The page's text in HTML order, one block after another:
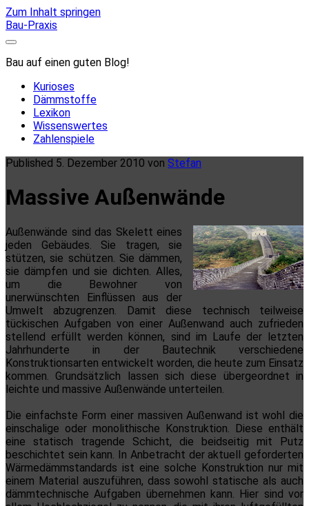
Zum Inhalt springen
Bau-Praxis
Bau auf einen guten Blog!
Kurioses
Dämmstoffe
Lexikon
Wissenswertes
Zahlenspiele
Published 5. Dezember 2010 von Stefan
Massive Außenwände
Außenwände sind das Skelett eines
jeden Gebäudes. Sie tragen, sie
stützen, sie schützen. Sie dämmen,
sie dämpfen und sie dichten. Alles,
um die Bewohner von
unerwünschten Einflüssen aus der
Umwelt abzugrenzen. Damit diese technisch teilweise
tückischen Aufgaben von einer Außenwand auch zufrieden
stellend erfüllt werden können, sind im Laufe der letzten
Jahrhunderte in der Bautechnik verschiedene
Konstruktionsarten entwickelt worden, die heute zum Einsatz
kommen. Grundsätzlich lassen sich diese übergeordnet in
leichte und massive Außenwände unterteilen.
Die einfachste Form einer massiven Außenwand ist wohl die
einschalige oder monolithische Konstruktion. Diese enthält
eine statisch tragende Schicht, die beidseitig mit Putz
beschichtet sein kann. In Anbetracht der aktuell geforderten
Wärmedämmstandards ist eine solche Konstruktion nur mit
einem Material auszuführen, dass sowohl statische als auch
dämmtechnische Aufgaben übernehmen kann. Hier sind vor